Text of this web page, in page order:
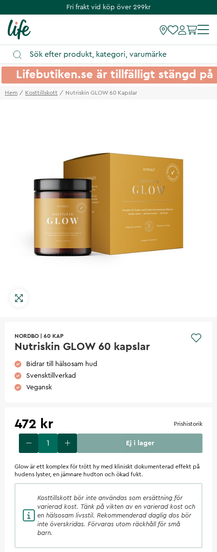
Fri frakt vid köp över 299kr
Lifebutiken.se är tillfälligt stängd
Hem Kosttillskott Nutriskin GLOW 60 Kapslar
NORDBO 60 KAP
Nutriskin GLOW 60 kapslar
Bidrar till hälsosam hud
Svensktillverkad
Vegansk
472 kr Prishistorik
Ej i lager
Glow är ett komplex för trött hy med kliniskt dokumenterad effekt på
hudens lyster, en jämnare hudton och ökad fukt.
Kosttillskott bör inte användas som ersättning för
varierad kost. Tänk på vikten av en varierad kost och
en hälsosam livsstil. Rekommenderad daglig dos bör
inte överskridas. Förvaras utom räckhåll för små
barn.